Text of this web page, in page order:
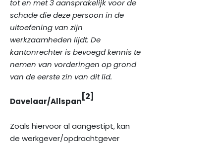
tot en met 3 aansprakelijk voor de
schade die deze persoon in de
uitoefening van zijn
werkzaamheden lijdt. De
kantonrechter is bevoegd kennis te
nemen van vorderingen op grond
van de eerste zin van dit lid.
Davelaar/Allspan[2]
Zoals hiervoor al aangestipt, kan
de werkgever/opdrachtgever